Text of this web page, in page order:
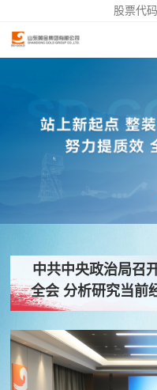
股票代
中共中央政治局召
全会 分析研究当前
央总书记